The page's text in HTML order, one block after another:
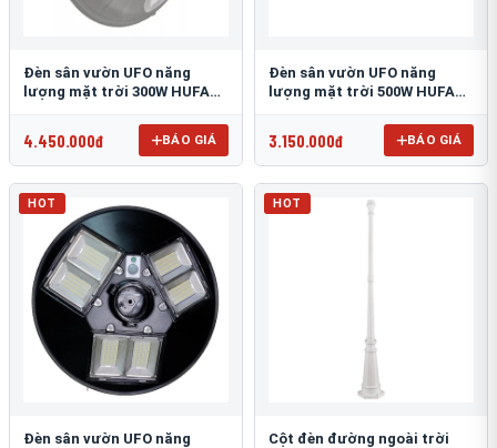
Đèn sân vườn UFO năng
lượng mặt trời 300W HUFA
4.450.000đ BÁO GIÁ
Đèn sân vườn UFO năng
lượng mặt trời 500W HUFA
3.150.000đ BÁO GIÁ
HOT
Đèn sân vườn UFO năng
HOT
Cột đèn đường ngoài trời